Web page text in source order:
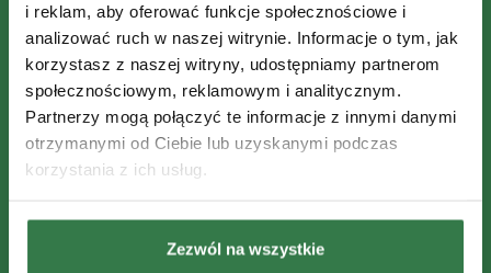
i reklam, aby oferować funkcje społecznościowe i
analizować ruch w naszej witrynie. Informacje o tym, jak
korzystasz z naszej witryny, udostępniamy partnerom
społecznościowym, reklamowym i analitycznym.
Partnerzy mogą połączyć te informacje z innymi danymi
otrzymanymi od Ciebie lub uzyskanymi podczas
korzystania z ich usług.
Zezwól na wszystkie